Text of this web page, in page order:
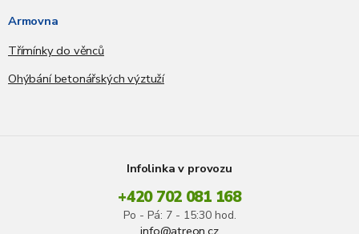
Armovna
Třímínky do věnců
Ohýbání betonářských výztuží
Infolinka v provozu
+420 702 081 168
Po - Pá: 7 - 15:30 hod.